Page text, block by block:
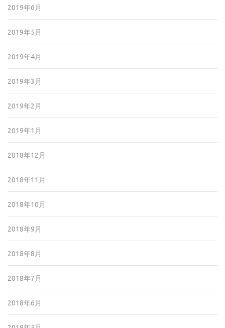
2019年6月
2019年5月
2019年4月
2019年3月
2019年2月
2019年1月
2018年12月
2018年11月
2018年10月
2018年9月
2018年8月
2018年7月
2018年6月